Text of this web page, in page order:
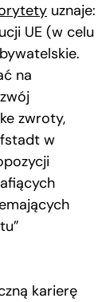
uznaje:
UE (w celu
na
zwroty,
w
karierę